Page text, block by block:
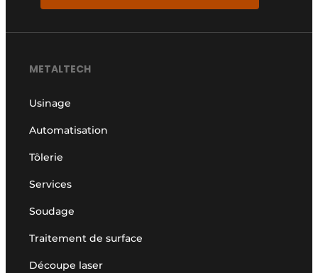
METALTECH
Usinage
Automatisation
Tôlerie
Services
Soudage
Traitement de surface
Découpe laser